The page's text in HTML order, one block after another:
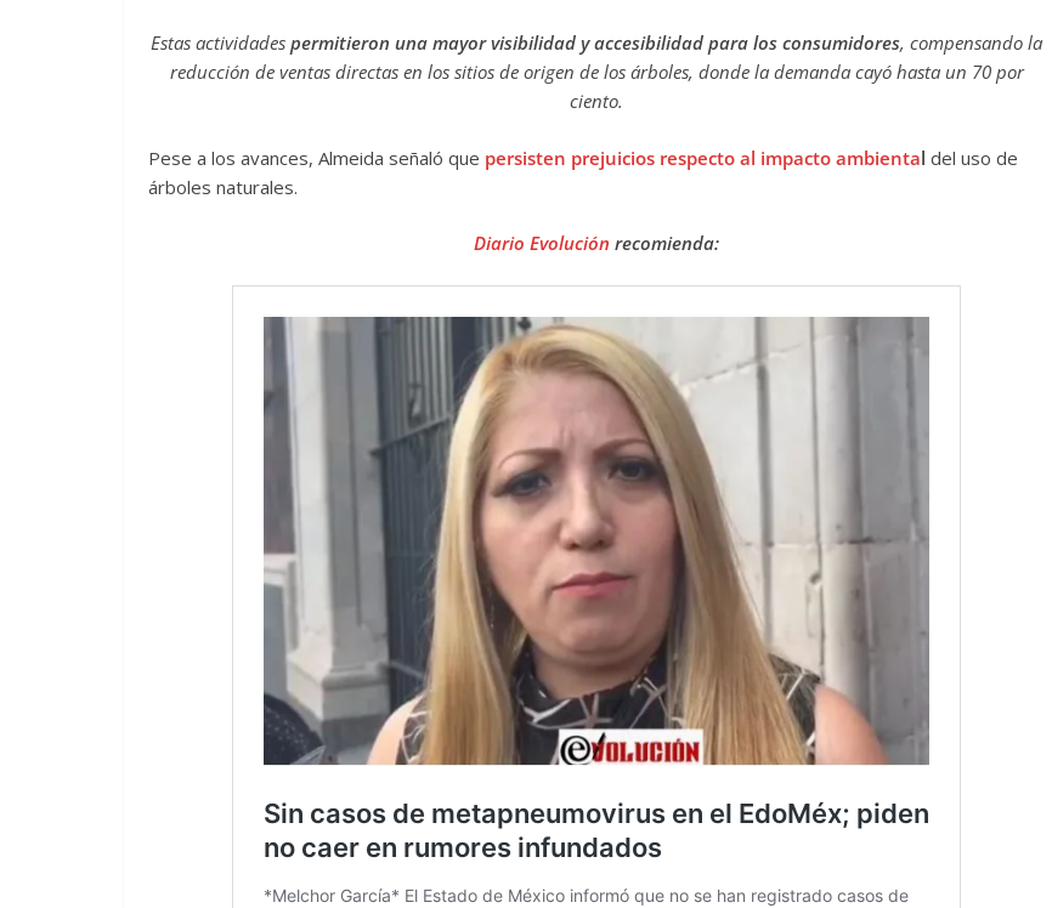
Estas actividadespermitieron una mayor visibilidad y accesibilidad para los consumidores, compensando la
reducción de ventas directas en los sitios de origen de los árboles, donde la demanda cayó hasta un 70 por
ciento.
Pese a los avances, Almeida señaló que persisten prejuicios respecto al impacto ambiental del uso de
árboles naturales.
Diario Evolución recomienda: